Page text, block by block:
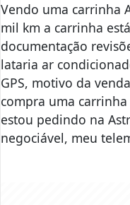
Vendo uma carrinha
mil km a carrinha
documentação
lataria ar
GPS, motivo da
compra uma
estou pedindo na
negociável, meu